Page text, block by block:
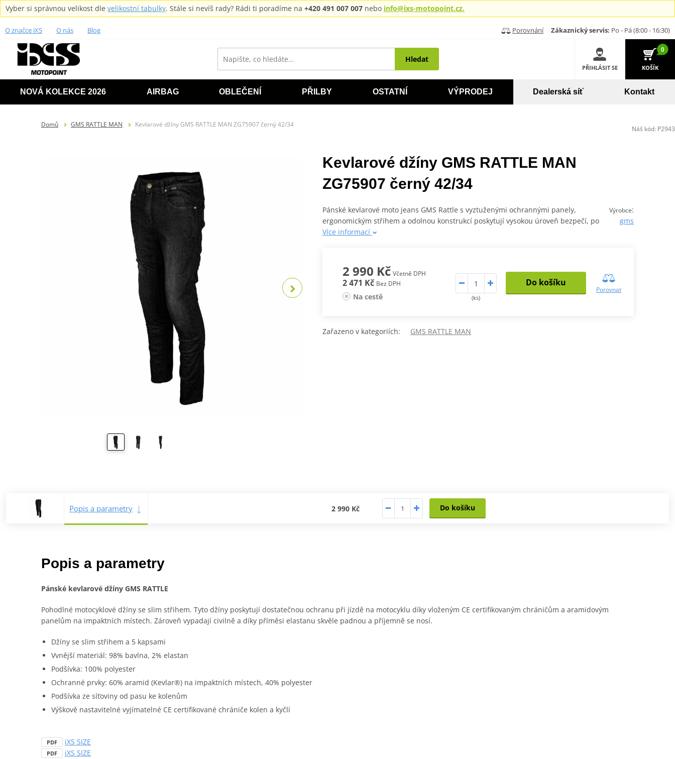
Vyber si správnou velikost dle velikostní tabulky. Stále si nevíš rady? Rádi ti poradíme na +420 491 007 007 nebo info@ixs-motopoint.cz.
O značce iXS O nás Blog Porovnání Zákaznický servis: Po - Pá (8:00 - 16:30)
Hledat
PŘIHLÁSIT SE
0
KOŠÍK
NOVÁ KOLEKCE 2026 AIRBAG OBLEČENÍ PŘILBY OSTATNÍ VÝPRODEJ Dealerská síť Kontakt
Domů GMS RATTLE MAN Kevlarové džíny GMS RATTLE MAN ZG75907 černý 42/34
Kevlarové džíny GMS RATTLE MAN
ZG75907 černý 42/34
Výrobce:
gms
Pánské kevlarové moto jeans GMS Rattle s vyztuženými ochrannými panely,
ergonomickým střihem a odolnou konstrukcí poskytují vysokou úroveň bezpečí, po
Více informací
2 990 Kč Včetně DPH
2 471 Kč Bez DPH
Na cestě (ks)
Do košíku
Porovnat
Zařazeno v kategoriích: GMS RATTLE MAN
Popis a parametry 2 990 Kč Do košíku
Popis a parametry
Pánské kevlarové džíny GMS RATTLE
Pohodlné motocyklové džíny se slim střihem. Tyto džíny poskytují dostatečnou ochranu při jízdě na motocyklu díky vloženým CE certifikovaným chráničům a aramidovým
panelům na impaktních místech. Zároveň vypadají civilně a díky příměsi elastanu skvěle padnou a příjemně se nosí.
Džíny se slim střihem a 5 kapsami
Vvnější materiál: 98% bavlna, 2% elastan
Podšívka: 100% polyester
Ochranné prvky: 60% aramid (Kevlar®) na impaktních místech, 40% polyester
Podšívka ze síťoviny od pasu ke kolenům
Výškově nastavitelné vyjímatelné CE certifikované chrániče kolen a kyčlí
PDF iXS SIZE
PDF iXS SIZE
Náš kód: P2943